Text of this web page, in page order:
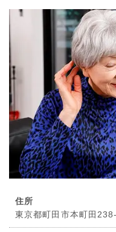
住所
東京都町田市本町田